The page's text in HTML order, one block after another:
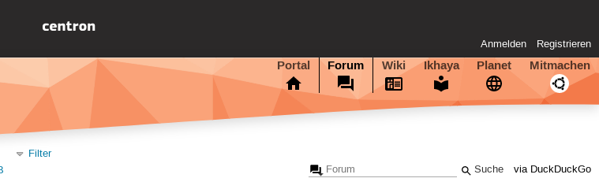
Anmelden Registrieren
Portal Forum Wiki Ikhaya Planet Mitmachen
via DuckDuckGo
Filter